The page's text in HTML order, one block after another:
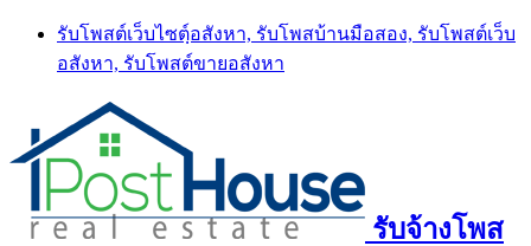
Skip
content
รับโพสต์เว็บไซตฺ์อสังหา, รับโพสบ้านมือสอง, รับโพสต์เว็บ
อสังหา, รับโพสต์ขายอสังหา
รับจ้างโพส